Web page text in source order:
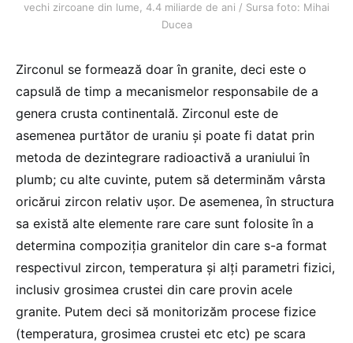
vechi zircoane din lume, 4.4 miliarde de ani / Sursa foto: Mihai
Ducea
Zirconul se formează doar în granite, deci este o
capsulă de timp a mecanismelor responsabile de a
genera crusta continentală. Zirconul este de
asemenea purtător de uraniu și poate fi datat prin
metoda de dezintegrare radioactivă a uraniului în
plumb; cu alte cuvinte, putem să determinăm vârsta
oricărui zircon relativ ușor. De asemenea, în structura
sa există alte elemente rare care sunt folosite în a
determina compoziția granitelor din care s-a format
respectivul zircon, temperatura și alți parametri fizici,
inclusiv grosimea crustei din care provin acele
granite. Putem deci să monitorizăm procese fizice
(temperatura, grosimea crustei etc etc) pe scara